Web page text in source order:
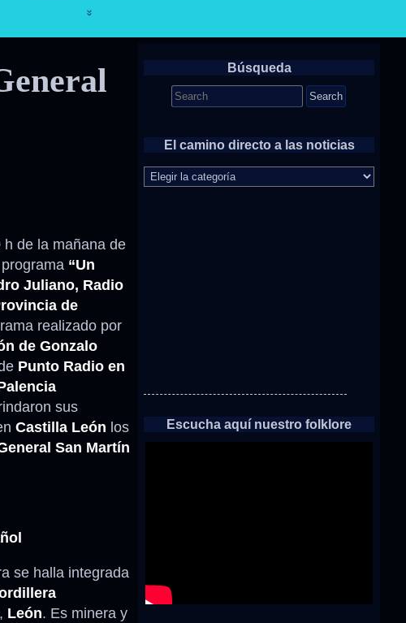
de la mañana de
“Un
Juliano, Radio
de
realizado por
de Gonzalo
Punto Radio en
sus
Castilla León los
San Martín
se halla integrada
León. Es minera y
Búsqueda
Search
for:
El camino directo a las noticias
El
camino
Escucha aquí nuestro folklore